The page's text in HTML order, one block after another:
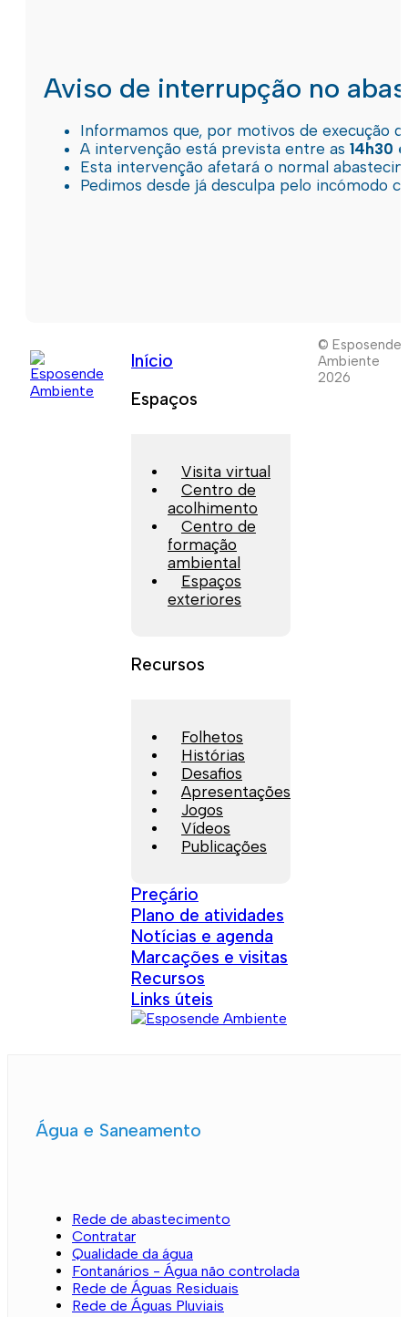
Aviso de interrupção no
Informamos que, por motivos de execução
A intervenção está prevista entre as 14h30
Esta intervenção afetará o normal
Pedimos desde já desculpa pelo incómodo
Início
Espaços
Visita virtual
Centro de
acolhimento
Centro de
formação
ambiental
Espaços
exteriores
Recursos
Folhetos
Histórias
Desafios
Apresentações
Jogos
Vídeos
Publicações
Preçário
Plano de atividades
Notícias e agenda
Marcações e visitas
Recursos
Links úteis
© Esposende
Ambiente
2026
Água e Saneamento
Rede de abastecimento
Contratar
Qualidade da água
Fontanários - Água não controlada
Rede de Águas Residuais
Rede de Águas Pluviais